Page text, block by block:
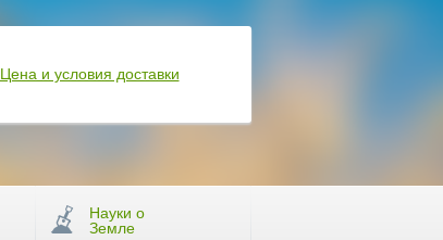
Цена и условия доставки
Науки о
Земле